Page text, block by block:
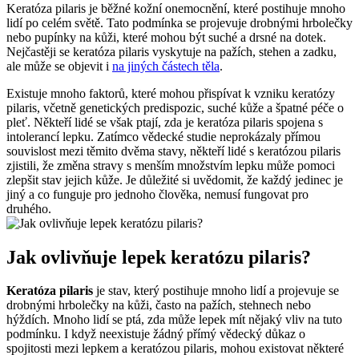
Keratóza pilaris je běžné kožní onemocnění, které postihuje mnoho
lidí po celém světě. Tato podmínka se projevuje drobnými hrbolečky
nebo pupínky na kůži, které mohou být suché a drsné na dotek.
Nejčastěji se keratóza pilaris vyskytuje na pažích, stehen a zadku,
ale může se objevit i na jiných částech těla.
Existuje mnoho faktorů, které mohou přispívat k vzniku keratózy
pilaris, včetně genetických predispozic, suché kůže a špatné péče o
pleť. Někteří lidé se však ptají, zda je keratóza pilaris spojena s
intolerancí lepku. Zatímco vědecké studie neprokázaly přímou
souvislost mezi těmito dvěma stavy, někteří lidé s keratózou pilaris
zjistili, že změna stravy s menším množstvím lepku může pomoci
zlepšit stav jejich kůže. Je důležité si uvědomit, že každý jedinec je
jiný a co funguje pro jednoho člověka, nemusí fungovat pro
druhého.
Jak ovlivňuje lepek keratózu pilaris?
Keratóza pilaris je stav, který postihuje mnoho lidí a projevuje se
drobnými hrbolečky na kůži, často na pažích, stehnech nebo
hýždích. Mnoho lidí se ptá, zda může lepek mít nějaký vliv na tuto
podmínku. I když neexistuje žádný přímý vědecký důkaz o
spojitosti mezi lepkem a keratózou pilaris, mohou existovat některé